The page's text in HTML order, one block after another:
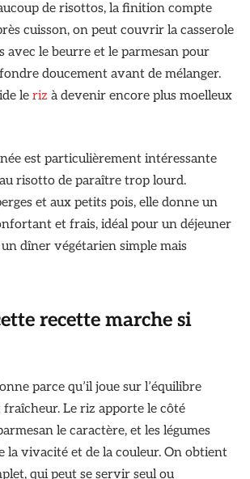
de risottos, la finition compte
cuisson, on peut couvrir la casserole
avec le beurre et le parmesan pour
doucement avant de mélanger.
le riz à devenir encore plus moelleux
est particulièrement intéressante
risotto de paraître trop lourd.
et aux petits pois, elle donne un
et frais, idéal pour un déjeuner
dîner végétarien simple mais
recette marche si
parce qu’il joue sur l’équilibre
Le riz apporte le côté
le caractère, et les légumes
la vivacité et de la couleur. On obtient
qui peut se servir seul ou